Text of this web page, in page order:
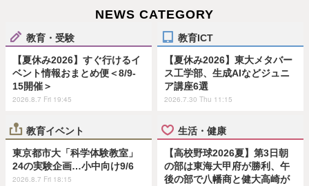
NEWS CATEGORY
教育・受験
【夏休み2026】すぐ行けるイ
ベント情報おまとめ便＜8/9-
15開催＞
2026.8.7 Fri 19:45
教育ICT
【夏休み2026】東大メタバー
ス工学部、生成AIなどジュニ
ア講座6選
2026.7.30 Thu 11:15
教育イベント
東京都市大「科学体験教室」
24の実験企画…小中向け9/6
2026.8.7 Fri 18:15
生活・健康
【高校野球2026夏】第3日朝
の部は東海大甲府が勝利、午
後の部で八幡商と健大高崎が